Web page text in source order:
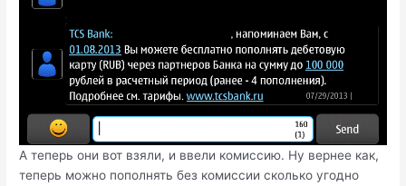
А теперь они вот взяли, и ввели комиссию. Ну вернее как,
теперь можно пополнять без комиссии сколько угодно